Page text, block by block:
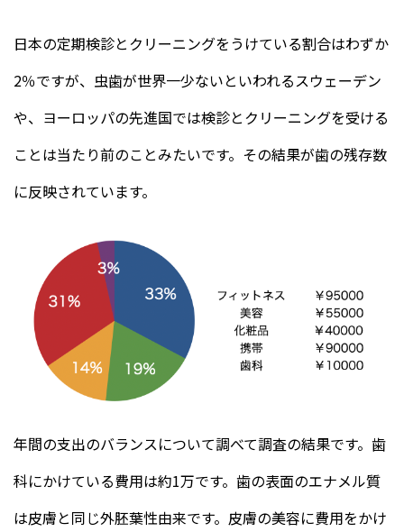
日本の定期検診とクリーニングをうけている割合はわずか
2％ですが、虫歯が世界一少ないといわれるスウェーデン
や、ヨーロッパの先進国では検診とクリーニングを受ける
ことは当たり前のことみたいです。その結果が歯の残存数
に反映されています。
年間の支出のバランスについて調べて調査の結果です。歯
科にかけている費用は約1万です。歯の表面のエナメル質
は皮膚と同じ外胚葉性由来です。皮膚の美容に費用をかけ